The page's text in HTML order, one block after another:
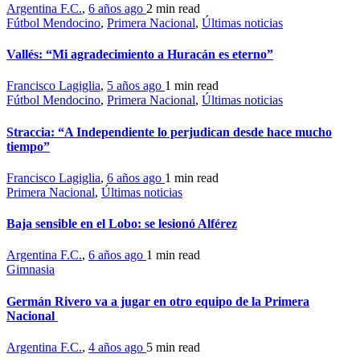
Argentina F.C., 6 años ago 2 min read
Fútbol Mendocino, Primera Nacional, Últimas noticias
Vallés: “Mi agradecimiento a Huracán es eterno”
Francisco Lagiglia, 5 años ago 1 min read
Fútbol Mendocino, Primera Nacional, Últimas noticias
Straccia: “A Independiente lo perjudican desde hace mucho
tiempo”
Francisco Lagiglia, 6 años ago 1 min read
Primera Nacional, Últimas noticias
Baja sensible en el Lobo: se lesionó Alférez
Argentina F.C., 6 años ago 1 min read
Gimnasia
Germán Rivero va a jugar en otro equipo de la Primera
Nacional
Argentina F.C., 4 años ago 5 min read